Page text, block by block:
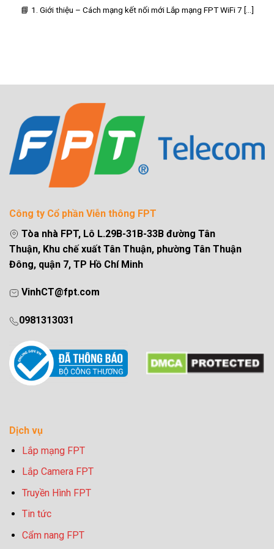
📘 1. Giới thiệu – Cách mạng kết nối mới Lắp mạng FPT WiFi 7 [...]
Công ty Cổ phần Viễn thông FPT
Tòa nhà FPT, Lô L.29B-31B-33B đường Tân
Thuận, Khu chế xuất Tân Thuận, phường Tân Thuận
Đông, quận 7, TP Hồ Chí Minh
VinhCT@fpt.com
0981313031
Dịch vụ
Lắp mạng FPT
Lắp Camera FPT
Truyền Hình FPT
Tin tức
Cẩm nang FPT